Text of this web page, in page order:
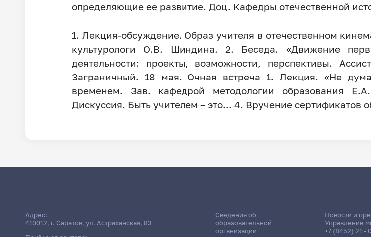
определяющие ее развитие. Доц. Кафедры отечественной
1. Лекция-обсуждение. Образ учителя в отечественном
культурологи О.В. Шиндина. 2. Беседа. «Движение
деятельности: проекты, возможности, перспективы.
Заграничный. 18 мая. Очная встреча 1. Лекция. «Не
временем. Зав. кафедрой методологии образования
Дискуссия. Быть учителем – это… 4. Вручение сертификатов
Адрес:
410012, г. Саратов, ул. Астраханская, 83
Сведения об
образовательной
организации
Новости и
Управление
+7 (8452) 21 -